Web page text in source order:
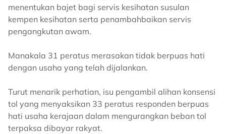
menentukan bajet bagi servis kesihatan susulan
kempen kesihatan serta penambahbaikan servis
pengangkutan awam.
Manakala 31 peratus merasakan tidak berpuas hati
dengan usaha yang telah dijalankan.
Turut menarik perhatian, isu pengambil alihan konsensi
tol yang menyaksikan 33 peratus responden berpuas
hati usaha kerajaan dalam mengurangkan beban tol
terpaksa dibayar rakyat.